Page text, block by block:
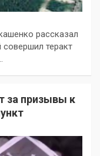
рассказал
теракт
за призывы к